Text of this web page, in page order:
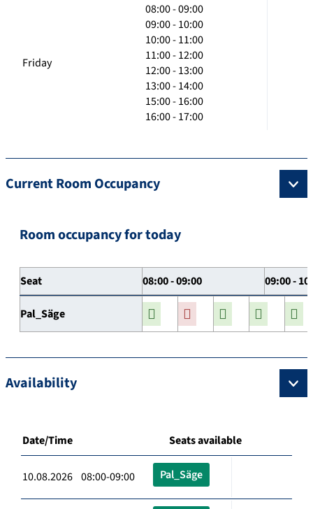
Friday
08:00 - 09:00
09:00 - 10:00
10:00 - 11:00
11:00 - 12:00
12:00 - 13:00
13:00 - 14:00
15:00 - 16:00
16:00 - 17:00
Current Room Occupancy
Room occupancy for today
Seat 08:00 - 09:00 09:00 -
Pal_Säge
Availability
Date/Time Seats available
10.08.2026 08:00-09:00 Pal_Säge